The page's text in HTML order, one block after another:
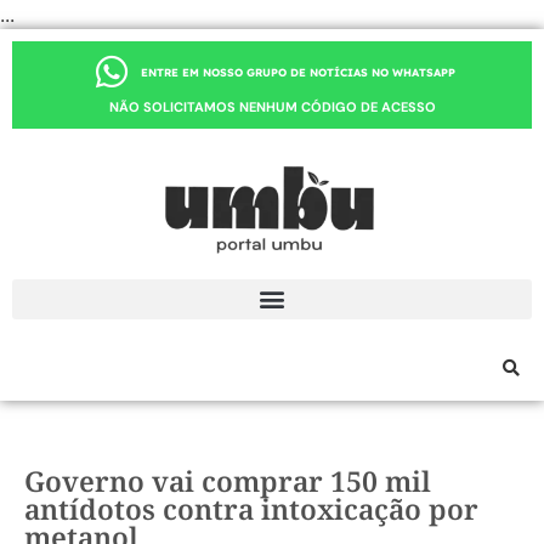
...
ENTRE EM NOSSO GRUPO DE NOTÍCIAS NO WHATSAPP
NÃO SOLICITAMOS NENHUM CÓDIGO DE ACESSO
Governo vai comprar 150 mil
antídotos contra intoxicação por